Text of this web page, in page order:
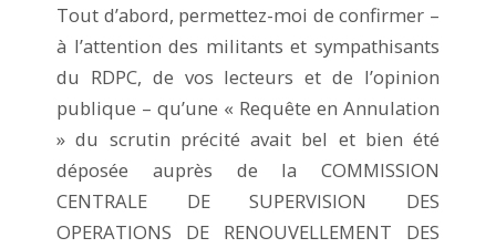
Tout d’abord, permettez-moi de confirmer –
à l’attention des militants et sympathisants
du RDPC, de vos lecteurs et de l’opinion
publique – qu’une « Requête en Annulation
» du scrutin précité avait bel et bien été
déposée auprès de la COMMISSION
CENTRALE DE SUPERVISION DES
OPERATIONS DE RENOUVELLEMENT DES